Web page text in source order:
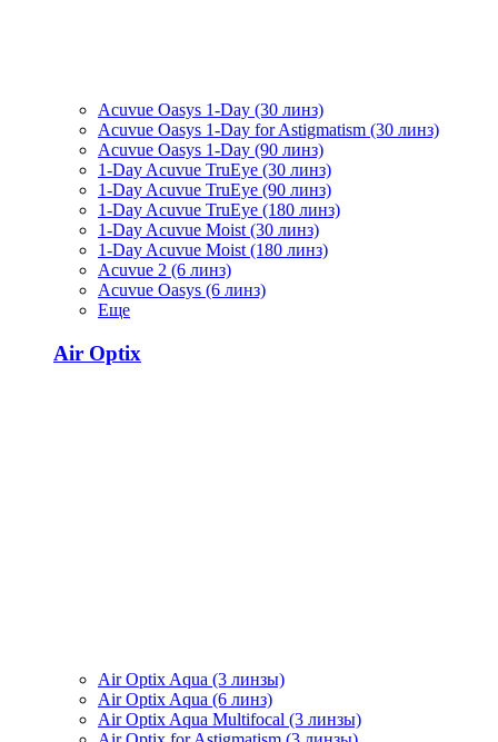
Acuvue Oasys 1-Day (30 линз)
Acuvue Oasys 1-Day for Astigmatism (30 линз)
Acuvue Oasys 1-Day (90 линз)
1-Day Acuvue TruEye (30 линз)
1-Day Acuvue TruEye (90 линз)
1-Day Acuvue TruEye (180 линз)
1-Day Acuvue Moist (30 линз)
1-Day Acuvue Moist (180 линз)
Acuvue 2 (6 линз)
Acuvue Oasys (6 линз)
Еще
Air Optix
Air Optix Aqua (3 линзы)
Air Optix Aqua (6 линз)
Air Optix Aqua Multifocal (3 линзы)